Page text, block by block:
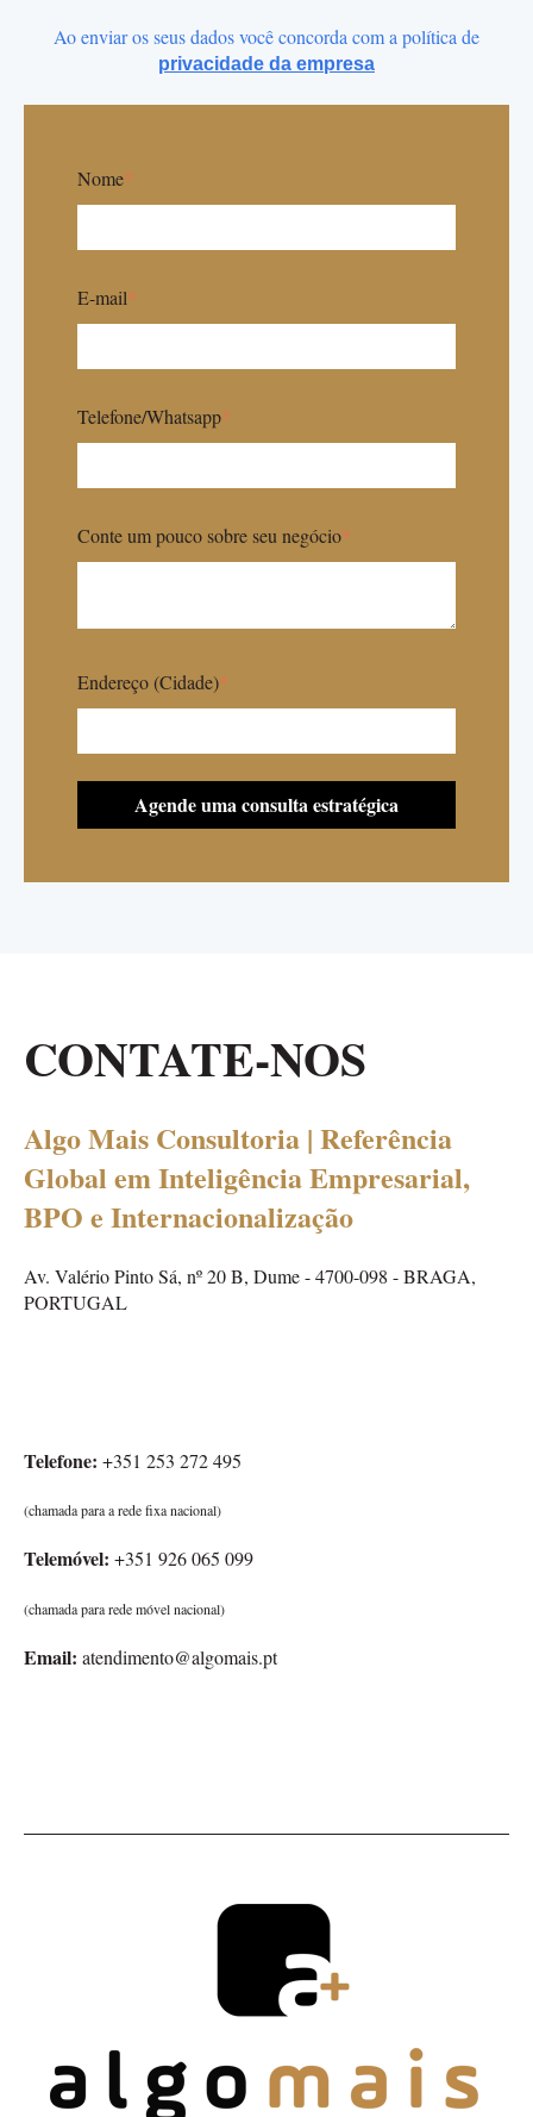
Ao enviar os seus dados você concorda com a política de
privacidade da empresa
Nome*
E-mail*
Telefone/Whatsapp*
Conte um pouco sobre seu negócio*
Endereço (Cidade)*
CONTATE-NOS
Algo Mais Consultoria | Referência
Global em Inteligência Empresarial,
BPO e Internacionalização
Av. Valério Pinto Sá, nº 20 B, Dume - 4700-098 - BRAGA,
PORTUGAL
Telefone: +351 253 272 495
(chamada para a rede fixa nacional)
Telemóvel: +351 926 065 099
(chamada para rede móvel nacional)
Email: atendimento@algomais.pt